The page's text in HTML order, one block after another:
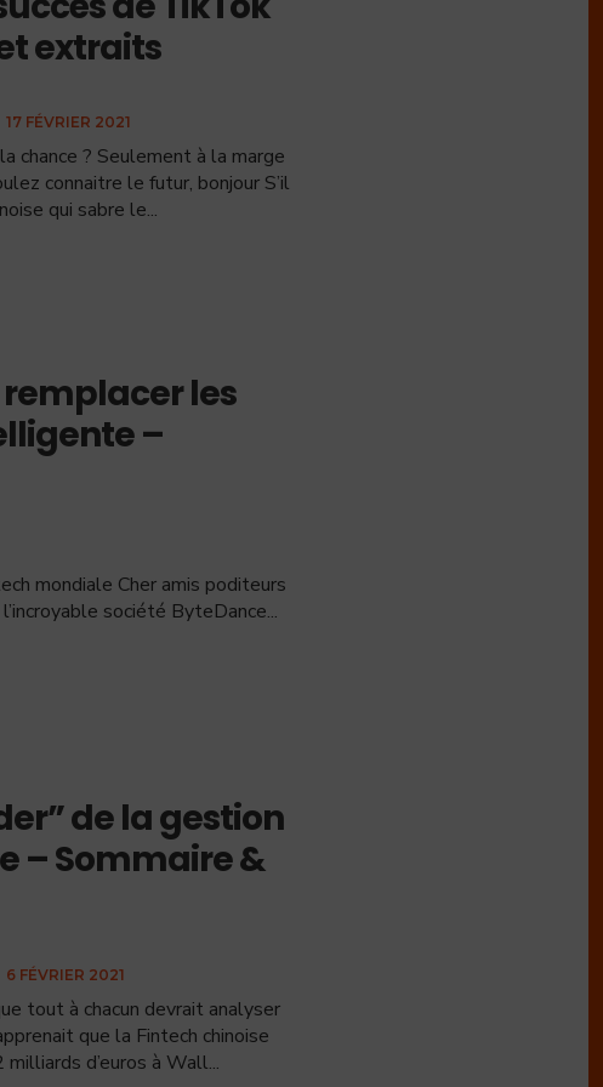
extraits
17 FÉVRIER 2021
chance ? Seulement à la marge
connaitre le futur, bonjour S’il
qui sabre le...
les
–
mondiale Cher amis poditeurs
société ByteDance...
de la gestion
– Sommaire &
6 FÉVRIER 2021
tout à chacun devrait analyser
que la Fintech chinoise
d’euros à Wall...